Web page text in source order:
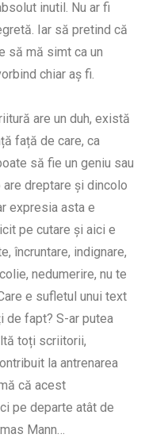
inutil. Nu ar fi
Iar să pretind că
să mă simt ca un
chiar aș fi.
are un duh, există
față de care, ca
să fie un geniu sau
dreptare și dincolo
expresia asta e
pe cutare și aici e
încruntare, indignare,
nedumerire, nu te
e sufletul unui text
de fapt? S-ar putea
toți scriitorii,
la antrenarea
că acest
pe departe atât de
Mann…